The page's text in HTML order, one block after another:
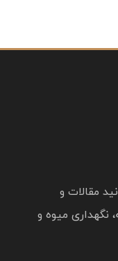
مقالات و
نگهداری میوه و